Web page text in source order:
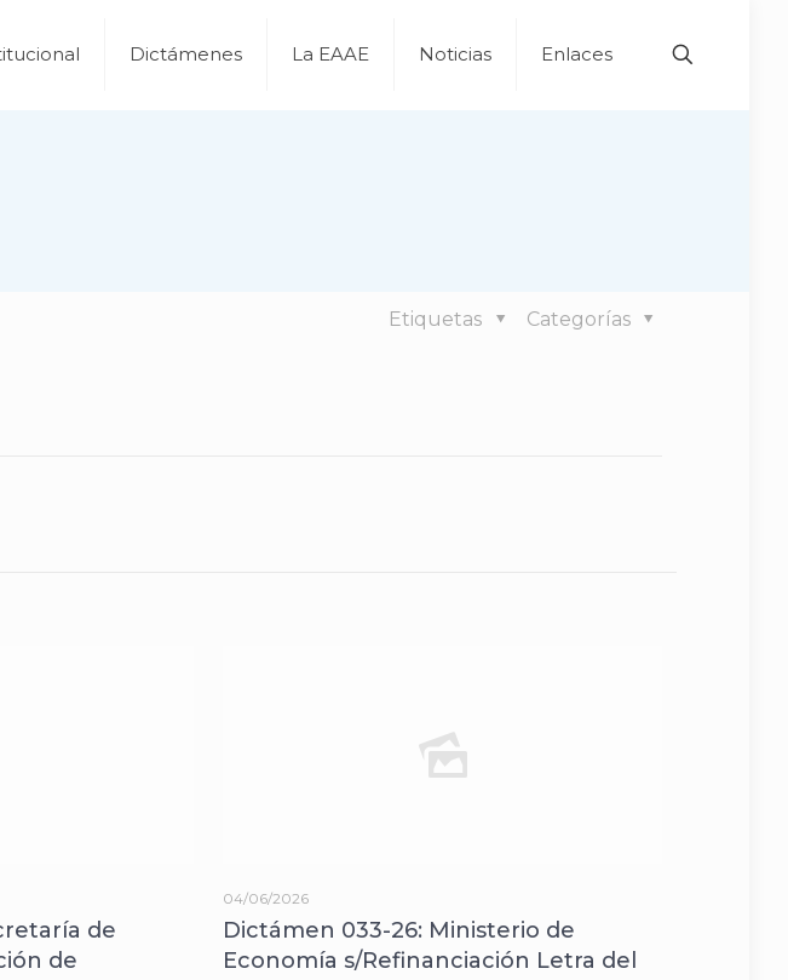
Dictámenes La EAAE Noticias Enlaces
Categorías
Etiquetas
de
de
04/06/2026
Dictámen 033-26: Ministerio de
Economía s/Refinanciación Letra del